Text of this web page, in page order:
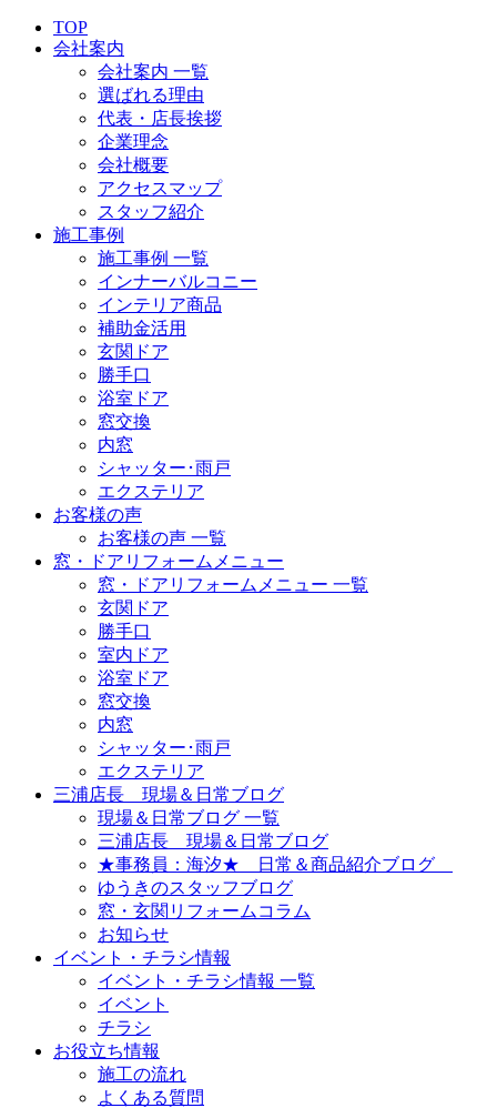
TOP
会社案内
会社案内 一覧
選ばれる理由
代表・店長挨拶
企業理念
会社概要
アクセスマップ
スタッフ紹介
施工事例
施工事例 一覧
インナーバルコニー
インテリア商品
補助金活用
玄関ドア
勝手口
浴室ドア
窓交換
内窓
シャッター･雨戸
エクステリア
お客様の声
お客様の声 一覧
窓・ドアリフォームメニュー
窓・ドアリフォームメニュー 一覧
玄関ドア
勝手口
室内ドア
浴室ドア
窓交換
内窓
シャッター･雨戸
エクステリア
三浦店長 現場＆日常ブログ
現場＆日常ブログ 一覧
三浦店長 現場＆日常ブログ
★事務員：海汐★ 日常＆商品紹介ブログ
ゆうきのスタッフブログ
窓・玄関リフォームコラム
お知らせ
イベント・チラシ情報
イベント・チラシ情報 一覧
イベント
チラシ
お役立ち情報
施工の流れ
よくある質問